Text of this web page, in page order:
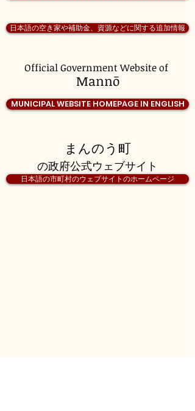
Official Government Website of
Mannō
日本語の空き家や補助金、資源などに関する追加情報
MUNICIPAL WEBSITE HOMEPAGE IN ENGLISH
まんのう町
の政府公式ウェブサイト
日本語の市町村のウェブサイトのホームページ